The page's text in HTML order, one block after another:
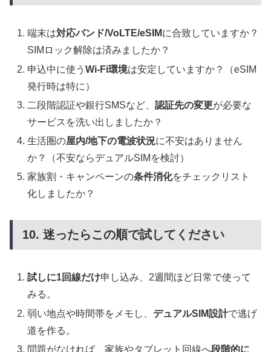
端末は対応バンド/VoLTE/eSIMに合致していますか？
SIMロック解除は済みましたか？
申込中に使うWi-Fi環境は安定していますか？（eSIM
発行時は特に）
二段階認証や銀行SMSなど、認証先の変更が必要な
サービスを洗い出しましたか？
生活圏の屋内/地下の電波状況に不安はありません
か？（不安ならデュアルSIMを検討）
家族割・キャンペーンの条件消化をチェックリスト
化しましたか？
10. 迷ったらこの順で試してください
試しに1回線だけ申し込み、2週間ほど日常で使って
みる。
弱い地点や時間帯をメモし、 デュアルSIM設計で逃げ
道を作る。
問題がなければ、家族やタブレット回線へ段階的に